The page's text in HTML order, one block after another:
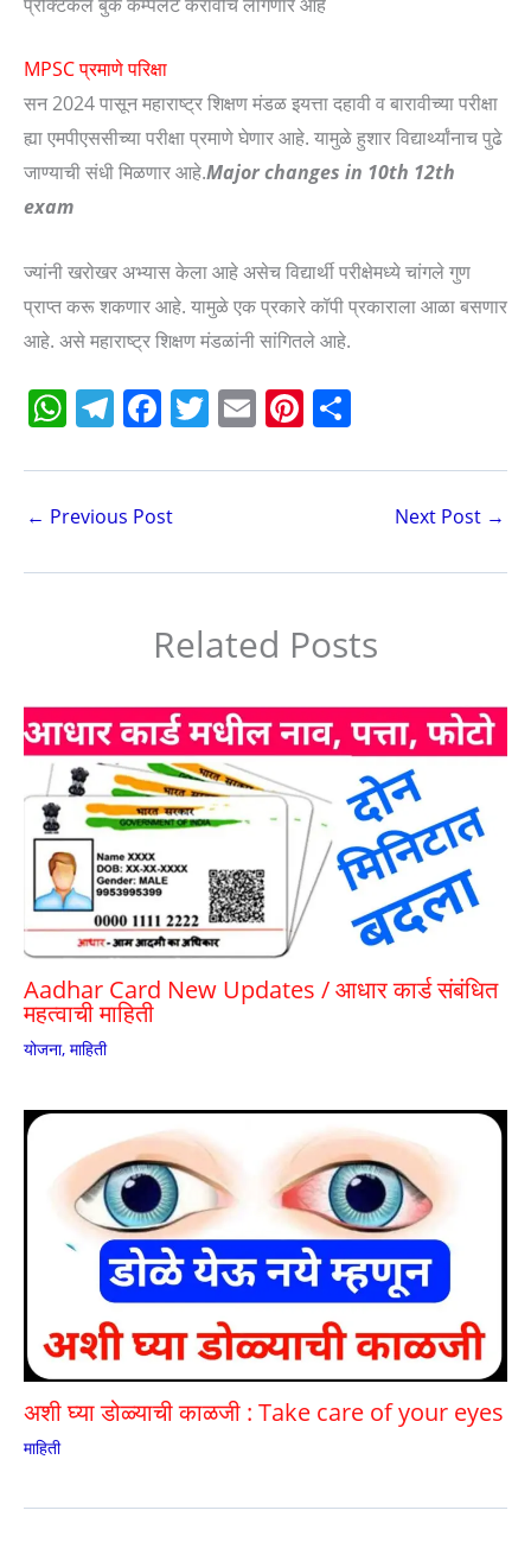
MPSC प्रमाणे परिक्षा
सन 2024 पासून महाराष्ट्र शिक्षण मंडळ इयत्ता दहावी व बारावीच्या परीक्षा
ह्या एमपीएससीच्या परीक्षा प्रमाणे घेणार आहे. यामुळे हुशार विद्यार्थ्यांनाच पुढे
जाण्याची संधी मिळणार आहे.Major changes in 10th 12th
exam
ज्यांनी खरोखर अभ्यास केला आहे असेच विद्यार्थी परीक्षेमध्ये चांगले गुण
प्राप्त करू शकणार आहे. यामुळे एक प्रकारे कॉपी प्रकाराला आळा बसणार
आहे. असे महाराष्ट्र शिक्षण मंडळांनी सांगितले आहे.
W
at
s
A
T
e
gr
a
F
c
e
b
o
k
T
itt
E
ai
Pi
er
st
ar
← Previous Post Next Post →
Related Posts
Aadhar Card New Updates / आधार कार्ड संबंधित
महत्वाची माहिती
योजना, माहिती
अशी घ्या डोळ्याची काळजी : Take care of your eyes
माहिती